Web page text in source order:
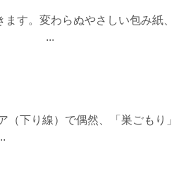
す。変わらぬやさしい包み紙、
。 ...
下り線）で偶然、「巣ごもり